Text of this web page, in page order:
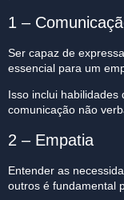
1 –
Ser capaz de
essencial para um
Isso inclui habilidades
comunicação não
2 – Empatia
Entender as
outros é fundamental